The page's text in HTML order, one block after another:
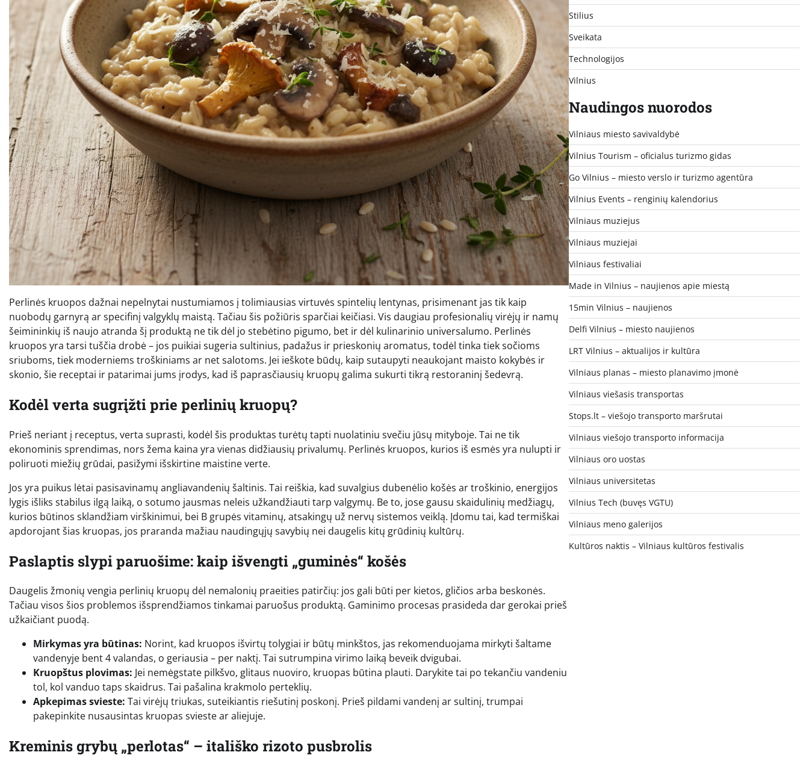
Perlinės kruopos dažnai nepelnytai nustumiamos į tolimiausias virtuvės spintelių lentynas, prisimenant jas tik kaip
nuobodų garnyrą ar specifinį valgyklų maistą. Tačiau šis požiūris sparčiai keičiasi. Vis daugiau profesionalių virėjų ir namų
šeimininkių iš naujo atranda šį produktą ne tik dėl jo stebėtino pigumo, bet ir dėl kulinarinio universalumo. Perlinės
kruopos yra tarsi tuščia drobė – jos puikiai sugeria sultinius, padažus ir prieskonių aromatus, todėl tinka tiek sočioms
sriuboms, tiek moderniems troškiniams ar net salotoms. Jei ieškote būdų, kaip sutaupyti neaukojant maisto kokybės ir
skonio, šie receptai ir patarimai jums įrodys, kad iš paprasčiausių kruopų galima sukurti tikrą restoraninį šedevrą.
Kodėl verta sugrįžti prie perlinių kruopų?
Prieš neriant į receptus, verta suprasti, kodėl šis produktas turėtų tapti nuolatiniu svečiu jūsų mityboje. Tai ne tik
ekonominis sprendimas, nors žema kaina yra vienas didžiausių privalumų. Perlinės kruopos, kurios iš esmės yra nulupti ir
poliruoti miežių grūdai, pasižymi išskirtine maistine verte.
Jos yra puikus lėtai pasisavinamų angliavandenių šaltinis. Tai reiškia, kad suvalgius dubenėlio košės ar troškinio, energijos
lygis išliks stabilus ilgą laiką, o sotumo jausmas neleis užkandžiauti tarp valgymų. Be to, jose gausu skaidulinių medžiagų,
kurios būtinos sklandžiam virškinimui, bei B grupės vitaminų, atsakingų už nervų sistemos veiklą. Įdomu tai, kad termiškai
apdorojant šias kruopas, jos praranda mažiau naudingųjų savybių nei daugelis kitų grūdinių kultūrų.
Paslaptis slypi paruošime: kaip išvengti „guminės“ košės
Daugelis žmonių vengia perlinių kruopų dėl nemalonių praeities patirčių: jos gali būti per kietos, gličios arba beskonės.
Tačiau visos šios problemos išsprendžiamos tinkamai paruošus produktą. Gaminimo procesas prasideda dar gerokai prieš
užkaičiant puodą.
Mirkymas yra būtinas: Norint, kad kruopos išvirtų tolygiai ir būtų minkštos, jas rekomenduojama mirkyti šaltame
vandenyje bent 4 valandas, o geriausia – per naktį. Tai sutrumpina virimo laiką beveik dvigubai.
Kruopštus plovimas: Jei nemėgstate pilkšvo, glitaus nuoviro, kruopas būtina plauti. Darykite tai po tekančiu vandeniu
tol, kol vanduo taps skaidrus. Tai pašalina krakmolo perteklių.
Apkepimas svieste: Tai virėjų triukas, suteikiantis riešutinį poskonį. Prieš pildami vandenį ar sultinį, trumpai
pakepinkite nusausintas kruopas svieste ar aliejuje.
Kreminis grybų „perlotas“ – itališko rizoto pusbrolis
Stilius
Sveikata
Technologijos
Vilnius
Naudingos nuorodos
Vilniaus miesto savivaldybė
Vilnius Tourism – oficialus turizmo gidas
Go Vilnius – miesto verslo ir turizmo agentūra
Vilnius Events – renginių kalendorius
Vilniaus muziejus
Vilniaus muziejai
Vilniaus festivaliai
Made in Vilnius – naujienos apie miestą
15min Vilnius – naujienos
Delfi Vilnius – miesto naujienos
LRT Vilnius – aktualijos ir kultūra
Vilniaus planas – miesto planavimo įmonė
Vilniaus viešasis transportas
Stops.lt – viešojo transporto maršrutai
Vilniaus viešojo transporto informacija
Vilniaus oro uostas
Vilniaus universitetas
Vilnius Tech (buvęs VGTU)
Vilniaus meno galerijos
Kultūros naktis – Vilniaus kultūros festivalis